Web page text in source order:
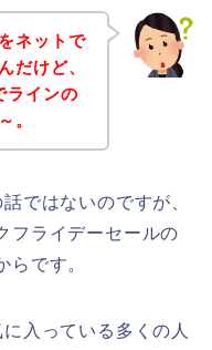
ネットで
だけど、
ラインの
。
ではないのですが、
フライデーセールの
らです。
入っている多くの人